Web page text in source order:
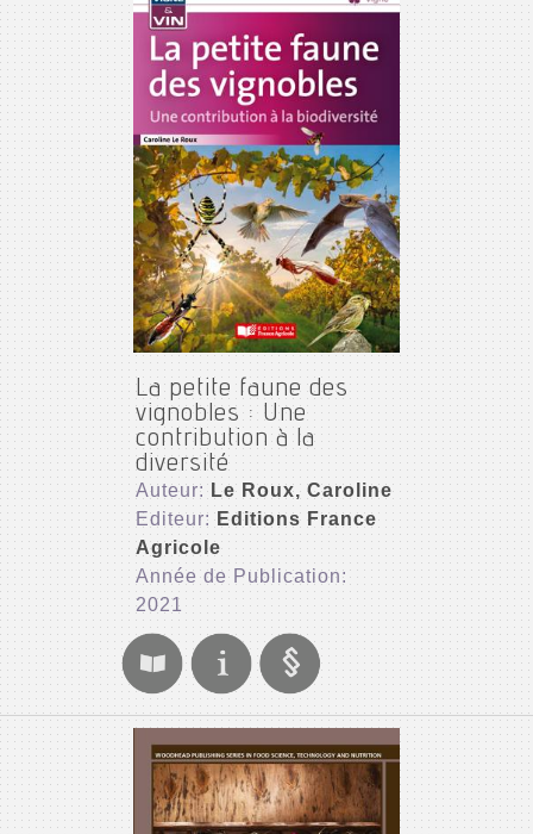
La petite faune des
vignobles : Une
contribution à la
diversité
Auteur: Le Roux, Caroline
Editeur: Editions France
Agricole
Année de Publication:
2021